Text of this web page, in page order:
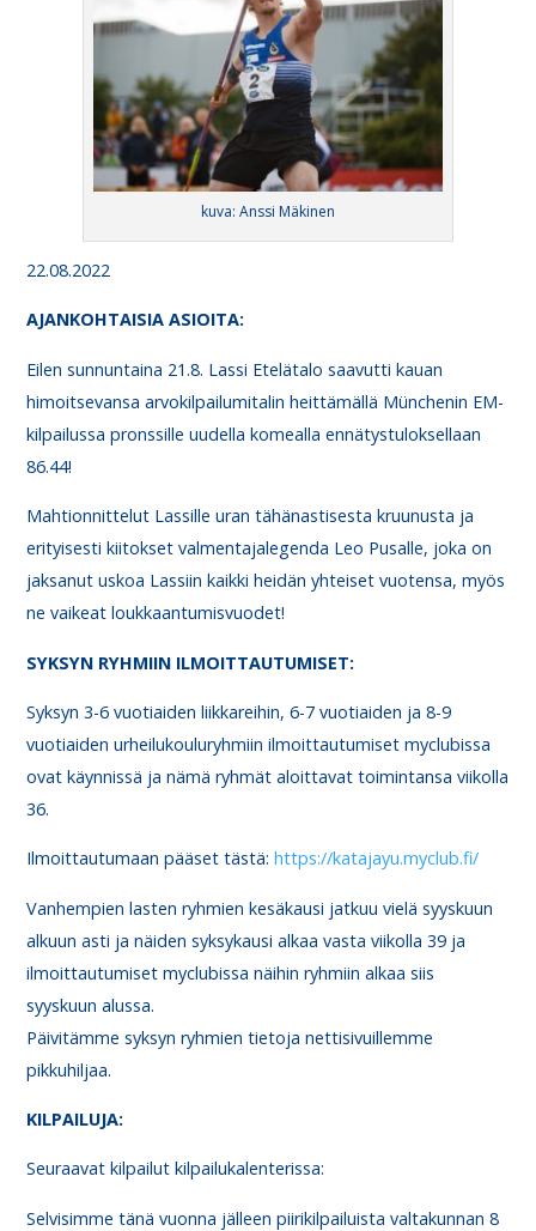
kuva: Anssi Mäkinen
22.08.2022
AJANKOHTAISIA ASIOITA:
Eilen sunnuntaina 21.8. Lassi Etelätalo saavutti kauan
himoitsevansa arvokilpailumitalin heittämällä Münchenin EM-
kilpailussa pronssille uudella komealla ennätystuloksellaan
86.44!
Mahtionnittelut Lassille uran tähänastisesta kruunusta ja
erityisesti kiitokset valmentajalegenda Leo Pusalle, joka on
jaksanut uskoa Lassiin kaikki heidän yhteiset vuotensa, myös
ne vaikeat loukkaantumisvuodet!
SYKSYN RYHMIIN ILMOITTAUTUMISET:
Syksyn 3-6 vuotiaiden liikkareihin, 6-7 vuotiaiden ja 8-9
vuotiaiden urheilukouluryhmiin ilmoittautumiset myclubissa
ovat käynnissä ja nämä ryhmät aloittavat toimintansa viikolla
36.
Ilmoittautumaan pääset tästä:https://katajayu.myclub.fi/
Vanhempien lasten ryhmien kesäkausi jatkuu vielä syyskuun
alkuun asti ja näiden syksykausi alkaa vasta viikolla 39 ja
ilmoittautumiset myclubissa näihin ryhmiin alkaa siis
syyskuun alussa.
Päivitämme syksyn ryhmien tietoja nettisivuillemme
pikkuhiljaa.
KILPAILUJA:
Seuraavat kilpailut kilpailukalenterissa:
Selvisimme tänä vuonna jälleen piirikilpailuista valtakunnan 8